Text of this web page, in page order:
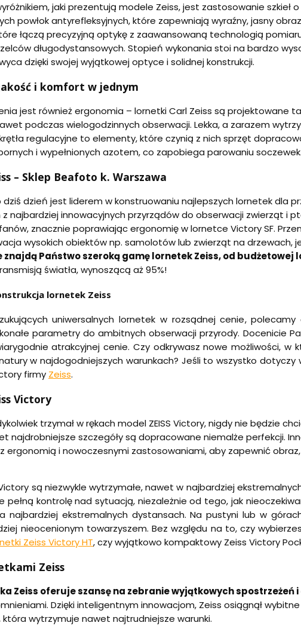
jaki prezentują modele Zeiss, jest zastosowanie szkieł
powłok antyrefleksyjnych, które zapewniają wyraźny, jasny
łączą precyzyjną optykę z zaawansowaną technologią
długodystansowych. Stopień wykonania stoi na bardzo
dzięki swojej wyjątkowej optyce i solidnej konstrukcji.
i komfort w jednym
jest również ergonomia – lornetki Carl Zeiss są projektowane
podczas wielogodzinnych obserwacji. Lekka, a zarazem
regulacyjne to elementy, które czynią z nich sprzęt
i wypełnionych azotem, co zapobiega parowaniu soczewek.
– Sklep Beafoto k. Warszawa
dziś dzień jest liderem w konstruowaniu najlepszych lornetek dla
najbardziej innowacyjnych przyrządów do obserwacji zwierząt i
znacznie poprawiając ergonomię w lornetce Victory SF.
wysokich obiektów np. samolotów lub zwierząt na drzewach,
znajdą Państwo szeroką gamę lornetek Zeiss, od budżetowej
światła, wynoszącą aż 95%!
lornetek Zeiss
uniwersalnych lornetek w rozsądnej cenie,
parametry do ambitnych obserwacji przyrody. Docenicie
atrakcyjnej cenie. Czy odkrywasz nowe możliwości, w
w najdogodniejszych warunkach? Jeśli to wszystko dotyczy
firmy Zeiss.
Victory
trzymał w rękach model ZEISS Victory, nigdy nie będzie
najdrobniejsze szczegóły są dopracowane niemalże perfekcji.
z ergonomią i nowoczesnymi zastosowaniami, aby zapewnić
Victory są niezwykle wytrzymałe, nawet w najbardziej
pełną kontrolę nad sytuacją, niezależnie od tego, jak
najbardziej ekstremalnych dystansach. Na pustyni lub w
nieocenionym towarzyszem. Bez względu na to, czy
Zeiss Victory HT, czy wyjątkowo kompaktowy Zeiss Victory
Zeiss
Zeiss oferuje szansę na zebranie wyjątkowych spostrzeżeń
Dzięki inteligentnym innowacjom, Zeiss osiągnął
która wytrzymuje nawet najtrudniejsze warunki.